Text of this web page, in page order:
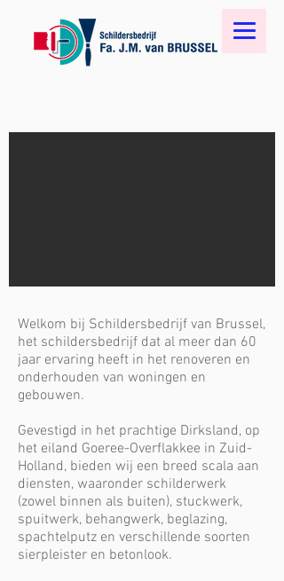
Welkom bij Schildersbedrijf van Brussel,
het schildersbedrijf dat al meer dan 60
jaar ervaring heeft in het renoveren en
onderhouden van woningen en
gebouwen.
Gevestigd in het prachtige Dirksland, op
het eiland Goeree-Overflakkee in Zuid-
Holland, bieden wij een breed scala aan
diensten, waaronder schilderwerk
(zowel binnen als buiten), stuckwerk,
spuitwerk, behangwerk, beglazing,
spachtelputz en verschillende soorten
sierpleister en betonlook.